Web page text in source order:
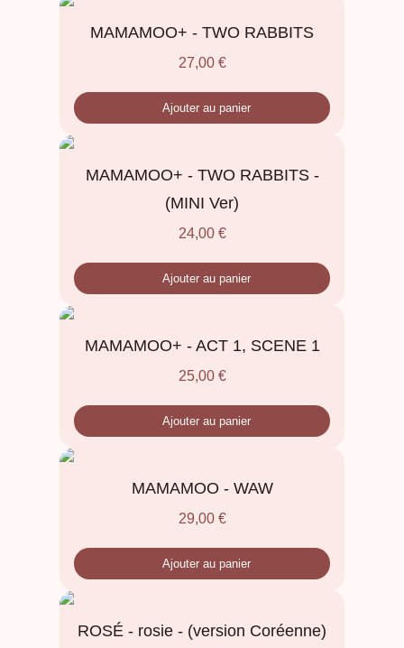
MAMAMOO+ - TWO RABBITS
27,00 €
Ajouter au panier
MAMAMOO+ - TWO RABBITS -
(MINI Ver)
24,00 €
Ajouter au panier
MAMAMOO+ - ACT 1, SCENE 1
25,00 €
Ajouter au panier
MAMAMOO - WAW
29,00 €
Ajouter au panier
ROSÉ - rosie - (version Coréenne)